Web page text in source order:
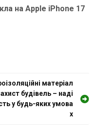
на Apple iPhone 17
матеріал
будівель – наді
у будь-яких умова
х